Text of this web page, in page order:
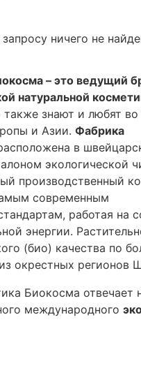
ничего не
– это ведущий
натуральной
знают и любят во
и Азии. Фабрика
в
экологической
производственный
современным
работая на
энергии.
(био) качества по
окрестных регионов
Биокосма отвечает
международного